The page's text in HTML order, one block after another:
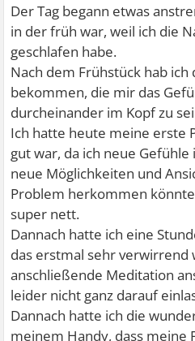
Der Tag begann etwas
in der früh war, weil ich die
geschlafen habe.
Nach dem Frühstück hab
bekommen, die mir das
durcheinander im Kopf zu
Ich hatte heute meine erste
gut war, da ich neue
neue Möglichkeiten und
Problem herkommen
super nett.
Dannach hatte ich eine
das erstmal sehr verwirrend
anschließende Meditation
leider nicht ganz darauf
Dannach hatte ich die
meinem Handy, dass meine